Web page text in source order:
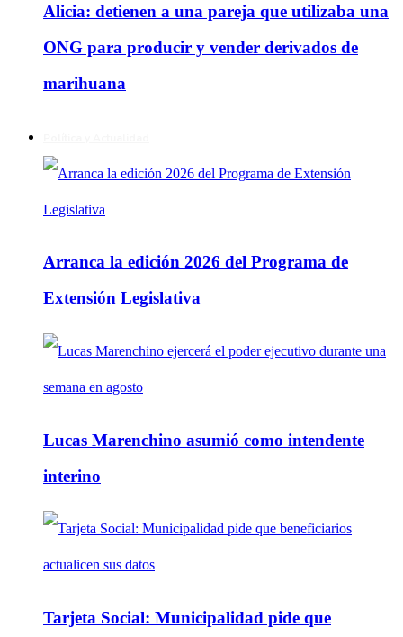
Alicia: detienen a una pareja que utilizaba una
ONG para producir y vender derivados de
marihuana
Arranca la edición 2026 del Programa de
Extensión Legislativa
Lucas Marenchino asumió como intendente
interino
Tarjeta Social: Municipalidad pide que